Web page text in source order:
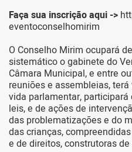
Faça sua inscrição aqui ->
eventoconselhomirim
O Conselho Mirim ocupará
sistemático o gabinete do
Câmara Municipal, e entre
reuniões e assembleias,
vida parlamentar,
leis, e de ações de
das problematizações e do
das crianças,
e de direitos, construtoras